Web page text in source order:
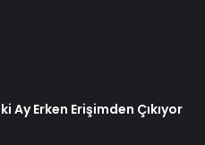
Erken Erişimden Çıkıyor